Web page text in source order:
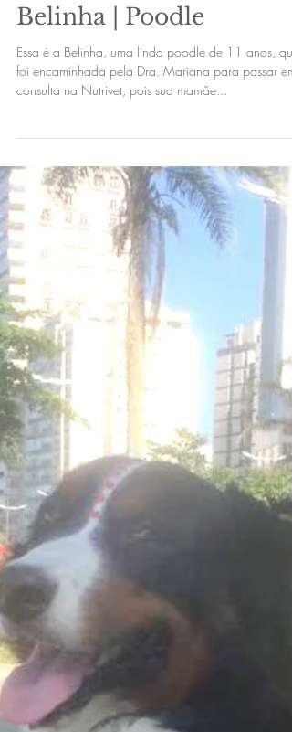
Belinha | Poodle
Essa é a Belinha, uma linda poodle de 11 anos, que
foi encaminhada pela Dra. Mariana para passar em
consulta na Nutrivet, pois sua mamãe...